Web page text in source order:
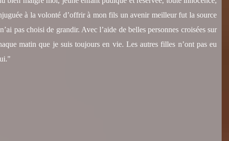
à la volonté d’offrir à mon fils un avenir meilleur fut la source
pas choisi de grandir. Avec l’aide de belles personnes croisées sur
matin que je suis toujours en vie. Les autres filles n’ont pas eu